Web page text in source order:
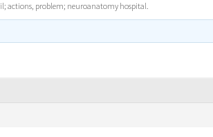
actions, problem; neuroanatomy hospital.